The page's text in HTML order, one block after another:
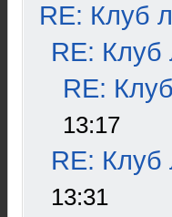
RE: Клуб
RE: Клуб
RE:
13:17
RE: Клуб
13:31